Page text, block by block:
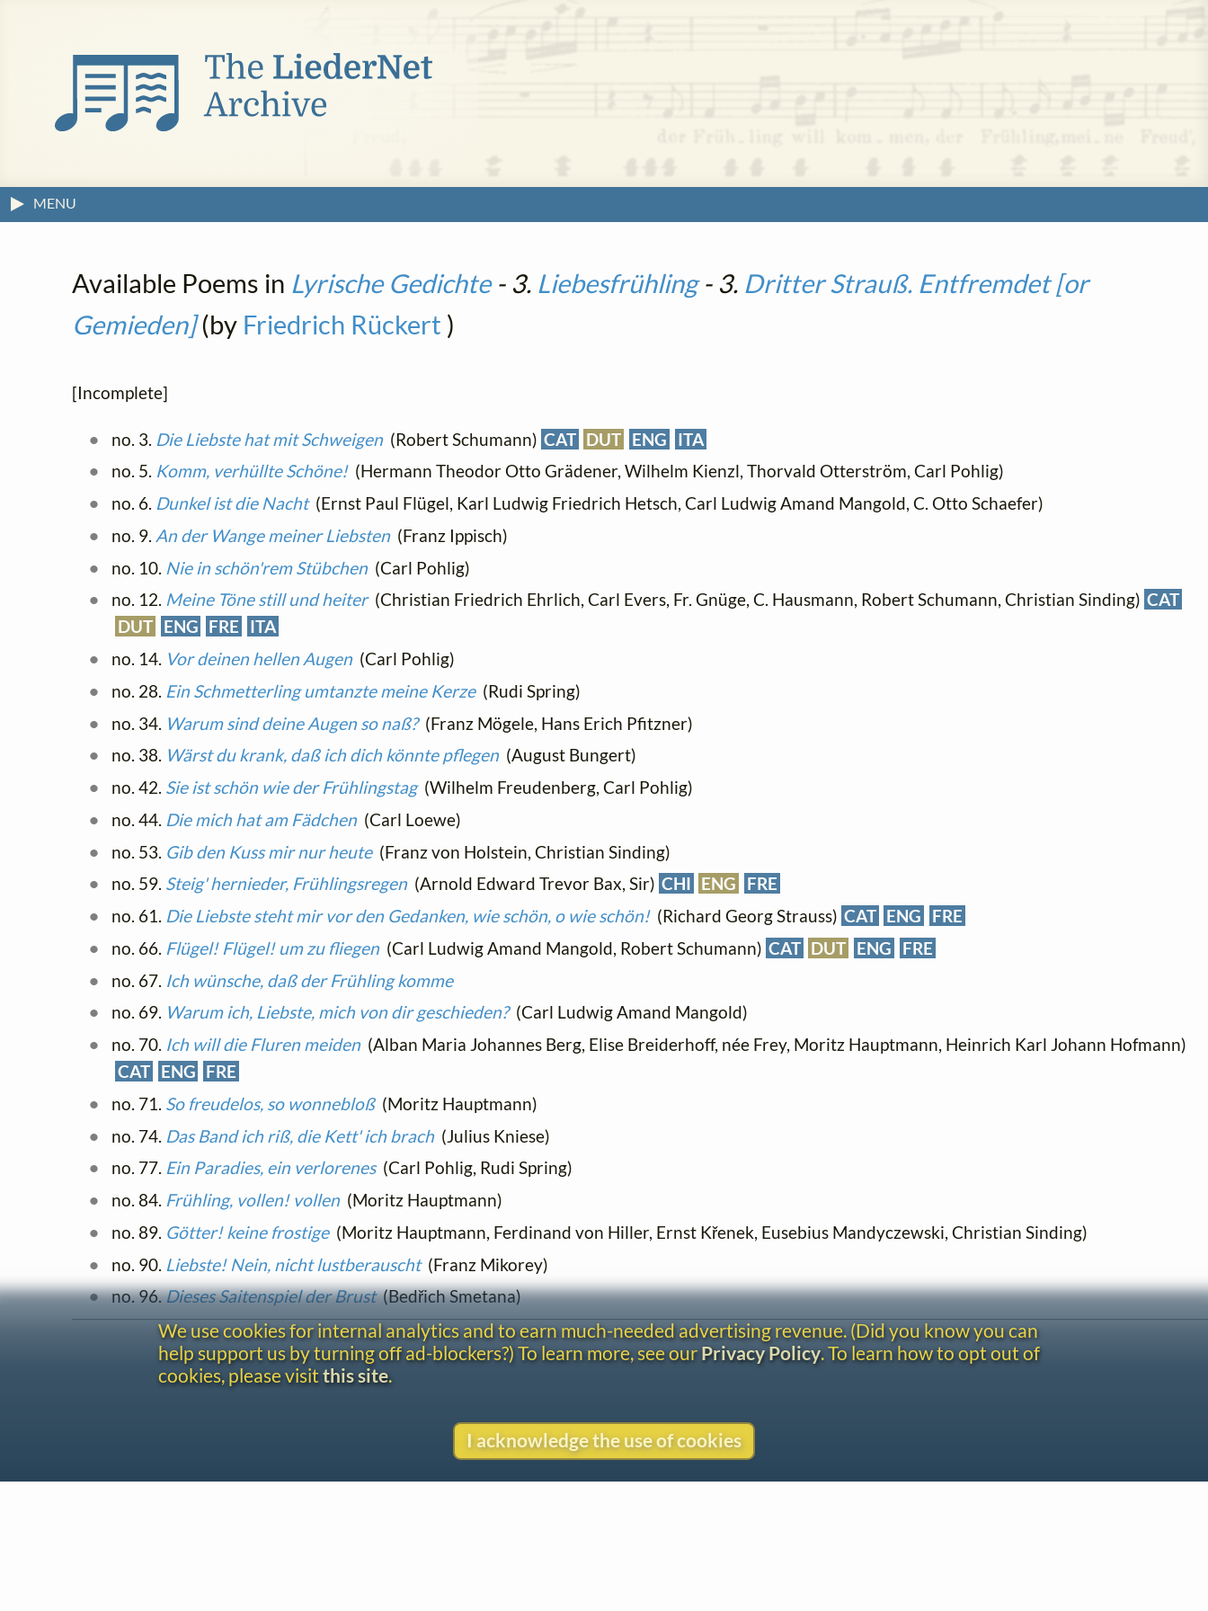
MENU
Available Poems in Lyrische Gedichte- 3. Liebesfrühling- 3. Dritter Strauß. Entfremdet [or
Gemieden](by Friedrich Rückert )
[Incomplete]
no. 3. Die Liebste hat mit Schweigen(Robert Schumann) CAT DUT ENG
ITA
no. 5. Komm, verhüllte Schöne!(Hermann Theodor Otto Grädener, Wilhelm Kienzl, Thorvald Otterström, Carl Pohlig)
no. 6. Dunkel ist die Nacht(Ernst Paul Flügel, Karl Ludwig Friedrich Hetsch, Carl Ludwig Amand Mangold, C. Otto Schaefer)
no. 9. An der Wange meiner Liebsten(Franz Ippisch)
no. 10. Nie in schön'rem Stübchen(Carl Pohlig)
no. 12. Meine Töne still und heiter(Christian Friedrich Ehrlich, Carl Evers, Fr. Gnüge, C. Hausmann, Robert Schumann, Christian Sinding) CAT
DUT ENG FRE
ITA
no. 14. Vor deinen hellen Augen(Carl Pohlig)
no. 28. Ein Schmetterling umtanzte meine Kerze(Rudi Spring)
no. 34. Warum sind deine Augen so naß?(Franz Mögele, Hans Erich Pfitzner)
no. 38. Wärst du krank, daß ich dich könnte pflegen(August Bungert)
no. 42. Sie ist schön wie der Frühlingstag(Wilhelm Freudenberg, Carl Pohlig)
no. 44. Die mich hat am Fädchen(Carl Loewe)
no. 53. Gib den Kuss mir nur heute(Franz von Holstein, Christian Sinding)
no. 59. Steig' hernieder, Frühlingsregen(Arnold Edward Trevor Bax, Sir) CHI ENG
FRE
no. 61. Die Liebste steht mir vor den Gedanken, wie schön, o wie schön!(Richard Georg Strauss) CAT ENG
FRE
no. 66. Flügel! Flügel! um zu fliegen(Carl Ludwig Amand Mangold, Robert Schumann) CAT DUT ENG
FRE
no. 67. Ich wünsche, daß der Frühling komme
no. 69. Warum ich, Liebste, mich von dir geschieden?(Carl Ludwig Amand Mangold)
no. 70. Ich will die Fluren meiden(Alban Maria Johannes Berg, Elise Breiderhoff, née Frey, Moritz Hauptmann, Heinrich Karl Johann Hofmann)
CAT ENG FRE
no. 71. So freudelos, so wonnebloß(Moritz Hauptmann)
no. 74. Das Band ich riß, die Kett' ich brach(Julius Kniese)
no. 77. Ein Paradies, ein verlorenes(Carl Pohlig, Rudi Spring)
no. 84. Frühling, vollen! vollen(Moritz Hauptmann)
no. 89. Götter! keine frostige(Moritz Hauptmann, Ferdinand von Hiller, Ernst Křenek, Eusebius Mandyczewski, Christian Sinding)
no. 90. Liebste! Nein, nicht lustberauscht(Franz Mikorey)
no. 96.Dieses Saitenspiel der Brust(Bedřich Smetana)
We use cookies for internal analytics and to earn much-needed advertising revenue. (Did you know you can
help support us by turning off ad-blockers?) To learn more, see ourPrivacy Policy. To learn how to opt out of
cookies, please visit this site.
I acknowledge the use of cookies